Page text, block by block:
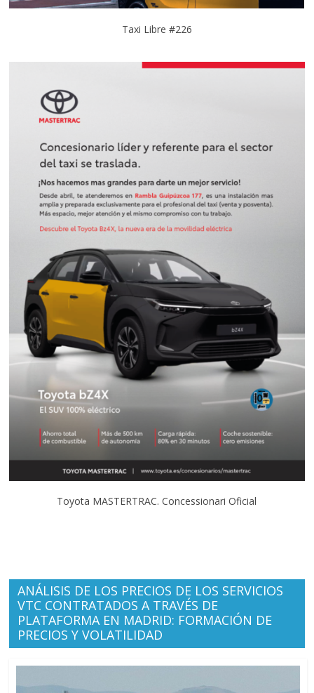
Taxi Libre #226
Toyota MASTERTRAC. Concessionari Oficial
ANÁLISIS DE LOS PRECIOS DE LOS SERVICIOS
VTC CONTRATADOS A TRAVÉS DE
PLATAFORMA EN MADRID: FORMACIÓN DE
PRECIOS Y VOLATILIDAD